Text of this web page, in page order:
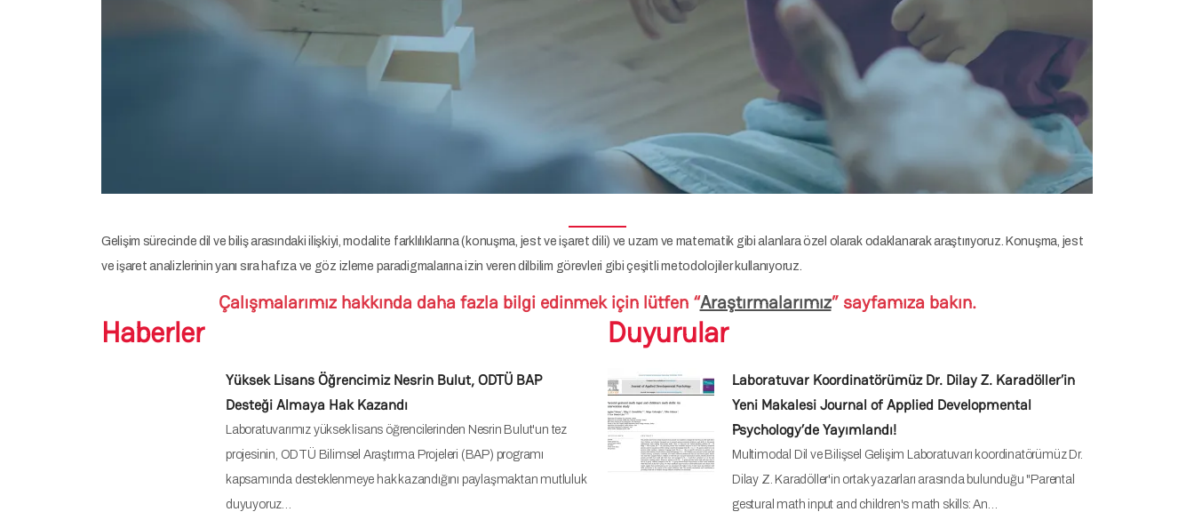
Gelişim sürecinde dil ve biliş arasındaki ilişkiyi, modalite farklılıklarına (konuşma, jest ve işaret dili) ve uzam ve matematik gibi alanlara özel olarak odaklanarak araştırıyoruz. Konuşma, jest
ve işaret analizlerinin yanı sıra hafıza ve göz izleme paradigmalarına izin veren dilbilim görevleri gibi çeşitli metodolojiler kullanıyoruz.
Çalışmalarımız hakkında daha fazla bilgi edinmek için lütfen “Araştırmalarımız” sayfamıza bakın.
Haberler
Yüksek Lisans Öğrencimiz Nesrin Bulut, ODTÜ BAP
Desteği Almaya Hak Kazandı
Laboratuvarımız yüksek lisans öğrencilerinden Nesrin Bulut'un tez
projesinin, ODTÜ Bilimsel Araştırma Projeleri (BAP) programı
kapsamında desteklenmeye hak kazandığını paylaşmaktan mutluluk
duyuyoruz…
Duyurular
Laboratuvar Koordinatörümüz Dr. Dilay Z. Karadöller’in
Yeni Makalesi Journal of Applied Developmental
Psychology’de Yayımlandı!
Multimodal Dil ve Bilişsel Gelişim Laboratuvarı koordinatörümüz Dr.
Dilay Z. Karadöller'in ortak yazarları arasında bulunduğu "Parental
gestural math input and children's math skills: An…